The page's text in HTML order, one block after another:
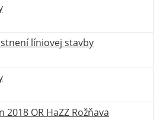
líniovej stavby
2018 OR HaZZ Rožňava